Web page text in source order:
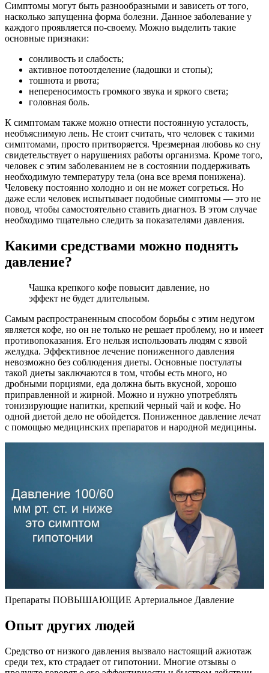
Симптомы могут быть разнообразными и зависеть от того,
насколько запущенна форма болезни. Данное заболевание у
каждого проявляется по-своему. Можно выделить такие
основные признаки:
сонливость и слабость;
активное потоотделение (ладошки и стопы);
тошнота и рвота;
непереносимость громкого звука и яркого света;
головная боль.
К симптомам также можно отнести постоянную усталость,
необъяснимую лень. Не стоит считать, что человек с такими
симптомами, просто притворяется. Чрезмерная любовь ко сну
свидетельствует о нарушениях работы организма. Кроме того,
человек с этим заболеванием не в состоянии поддерживать
необходимую температуру тела (она все время понижена).
Человеку постоянно холодно и он не может согреться. Но
даже если человек испытывает подобные симптомы — это не
повод, чтобы самостоятельно ставить диагноз. В этом случае
необходимо тщательно следить за показателями давления.
Какими средствами можно поднять
давление?
Чашка крепкого кофе повысит давление, но
эффект не будет длительным.
Самым распространенным способом борьбы с этим недугом
является кофе, но он не только не решает проблему, но и имеет
противопоказания. Его нельзя использовать людям с язвой
желудка. Эффективное лечение пониженного давления
невозможно без соблюдения диеты. Основные постулаты
такой диеты заключаются в том, чтобы есть много, но
дробными порциями, еда должна быть вкусной, хорошо
приправленной и жирной. Можно и нужно употреблять
тонизирующие напитки, крепкий черный чай и кофе. Но
одной диетой дело не обойдется. Пониженное давление лечат
с помощью медицинских препаратов и народной медицины.
Препараты ПОВЫШАЮЩИЕ Артериальное Давление
Опыт других людей
Средство от низкого давления вызвало настоящий ажиотаж
среди тех, кто страдает от гипотонии. Многие отзывы о